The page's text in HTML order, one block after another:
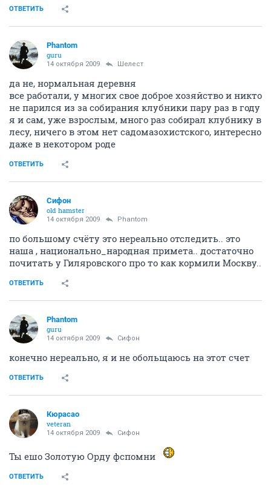
ОТВЕТИТЬ
Phantom
guru
14 октября 2009 Шелест
да не, нормальная деревня
все работали, у многих свое доброе хозяйство и никто
не парился из за собирания клубники пару раз в году
я и сам, уже взрослым, много раз собирал клубнику в
лесу, ничего в этом нет садомазохистского, интересно
даже в некотором роде
ОТВЕТИТЬ
Сифон
old hamster
14 октября 2009 Phantom
по большому счёту это нереально отследить.. это
наша , национально_народная примета.. достаточно
почитать у Гиляровского про то как кормили Москву..
ОТВЕТИТЬ
Phantom
guru
14 октября 2009 Сифон
конечно нереально, я и не обольщаюсь на этот счет
ОТВЕТИТЬ
Кюрасао
veteran
14 октября 2009 Сифон
Ты ешо Золотую Орду фспомни
ОТВЕТИТЬ